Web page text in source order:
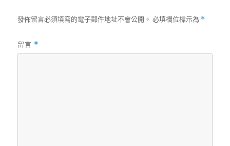
發佈留言必須填寫的電子郵件地址不會公開。 必填欄位標示為 *
留言 *